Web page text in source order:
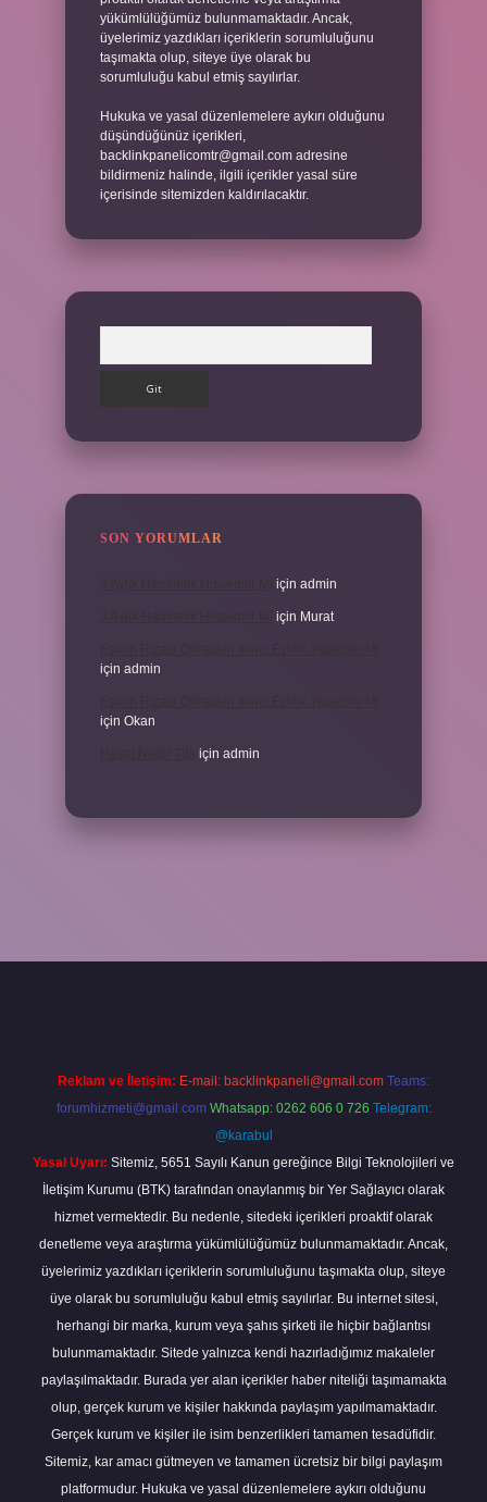
yükümlülüğümüz bulunmamaktadır. Ancak,
üyelerimiz yazdıkları içeriklerin sorumluluğunu
taşımakta olup, siteye üye olarak bu
sorumluluğu kabul etmiş sayılırlar.
Hukuka ve yasal düzenlemelere aykırı olduğunu
düşündüğünüz içerikleri,
backlinkpanelicomtr@gmail.com adresine
bildirmeniz halinde, ilgili içerikler yasal süre
içerisinde sitemizden kaldırılacaktır.
SON YORUMLAR
için admin
için Murat
için admin
için Okan
için admin
Reklam ve İletişim: E-mail: backlinkpaneli@gmail.com Teams:
forumhizmeti@gmail.com Whatsapp: 0262 606 0 726 Telegram:
@karabul
Yasal Uyarı: Sitemiz, 5651 Sayılı Kanun gereğince Bilgi Teknolojileri ve
İletişim Kurumu (BTK) tarafından onaylanmış bir Yer Sağlayıcı olarak
hizmet vermektedir. Bu nedenle, sitedeki içerikleri proaktif olarak
denetleme veya araştırma yükümlülüğümüz bulunmamaktadır. Ancak,
üyelerimiz yazdıkları içeriklerin sorumluluğunu taşımakta olup, siteye
üye olarak bu sorumluluğu kabul etmiş sayılırlar. Bu internet sitesi,
herhangi bir marka, kurum veya şahıs şirketi ile hiçbir bağlantısı
bulunmamaktadır. Sitede yalnızca kendi hazırladığımız makaleler
paylaşılmaktadır. Burada yer alan içerikler haber niteliği taşımamakta
olup, gerçek kurum ve kişiler hakkında paylaşım yapılmamaktadır.
Gerçek kurum ve kişiler ile isim benzerlikleri tamamen tesadüfidir.
Sitemiz, kar amacı gütmeyen ve tamamen ücretsiz bir bilgi paylaşım
platformudur. Hukuka ve yasal düzenlemelere aykırı olduğunu